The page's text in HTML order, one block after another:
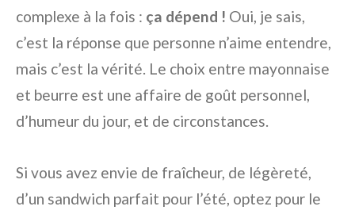
complexe à la fois : ça dépend ! Oui, je sais,
c’est la réponse que personne n’aime entendre,
mais c’est la vérité. Le choix entre mayonnaise
et beurre est une affaire de goût personnel,
d’humeur du jour, et de circonstances.
Si vous avez envie de fraîcheur, de légèreté,
d’un sandwich parfait pour l’été, optez pour le